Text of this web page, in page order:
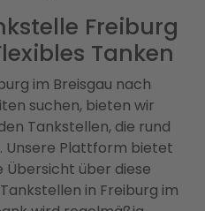
Freiburg
Tanken
im Breisgau nach
suchen, bieten wir
Tankstellen, die rund
Unsere Plattform bietet
Übersicht über diese
in Freiburg im